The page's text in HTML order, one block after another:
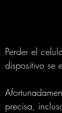
Perder el
dispositivo se
precisa,